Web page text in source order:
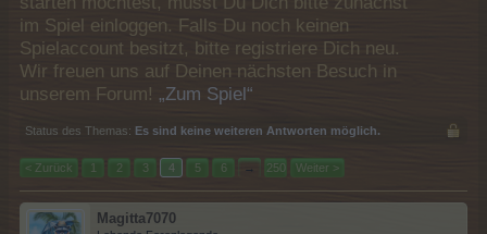
im Spiel einloggen. Falls Du noch keinen
Spielaccount besitzt, bitte registriere Dich neu.
Wir freuen uns auf Deinen nächsten Besuch in
unserem Forum! „Zum Spiel“
Status des Themas: Es sind keine weiteren Antworten möglich.
< Zurück 1 2 3 4 5 6 → 250 Weiter >
Magitta7070